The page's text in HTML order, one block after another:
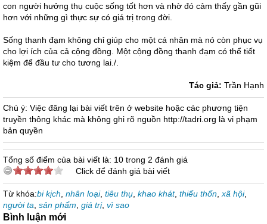
con người hưởng thụ cuộc sống tốt hơn và nhờ đó cảm thấy gần gũi
hơn với những gì thực sự có giá trị trong đời.
Sống thanh đạm không chỉ giúp cho một cá nhân mà nó còn phục vụ
cho lợi ích của cả cộng đồng. Một cộng đồng thanh đạm có thể tiết
kiệm để đầu tư cho tương lai./.
Tác giả: Trần Hạnh
Chú ý: Việc đăng lại bài viết trên ở website hoặc các phương tiện
truyền thông khác mà không ghi rõ nguồn http://tadri.org là vi phạm
bản quyền
Tổng số điểm của bài viết là: 10 trong 2 đánh giá
Click để đánh giá bài viết
Từ khóa:bi kịch nhân loại, tiêu thụ khao khát, thiếu thốn xã hội,
người ta sản phẩm giá trị, vì sao
Bình luận mới